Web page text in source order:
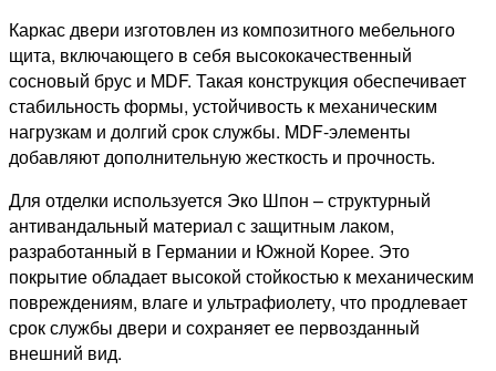
Каркас двери изготовлен из композитного мебельного
щита, включающего в себя высококачественный
сосновый брус и MDF. Такая конструкция обеспечивает
стабильность формы, устойчивость к механическим
нагрузкам и долгий срок службы. MDF-элементы
добавляют дополнительную жесткость и прочность.
Для отделки используется Эко Шпон – структурный
антивандальный материал с защитным лаком,
разработанный в Германии и Южной Корее. Это
покрытие обладает высокой стойкостью к механическим
повреждениям, влаге и ультрафиолету, что продлевает
срок службы двери и сохраняет ее первозданный
внешний вид.